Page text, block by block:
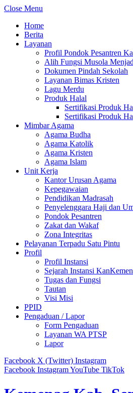
Close Menu
Home
Berita
Layanan
Profil Pondok Pesantren
Alih Fungsi Musola
Dokumen Pindah Sekolah
Layanan Bimas Kristen
Lagu Merdu
Produk Halal
Sertifikasi Produk
Sertifikasi Produk
Mimbar Agama
Agama Budha
Agama Katolik
Agama Kristen
Agama Islam
Unit Kerja
Kantor Urusan Agama
Kepegawaian
Pendidikan Madrasah
Penyelenggara Haji dan
Pondok Pesantren
Zakat dan Wakaf
Zona Integritas
Pelayanan Terpadu Satu Pintu
Profil
Profil Instansi
Sejarah Instansi
Tugas dan Fungsi
Tautan
Visi Misi
PPID
Pengaduan / Lapor
Form Pengaduan
Layanan WA PTSP
Lapor
Facebook X (Twitter) Instagram
Facebook InstagramYouTube TikTok